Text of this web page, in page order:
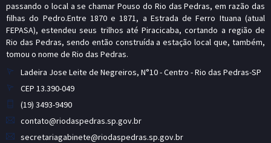
passando o local a se chamar Pouso do Rio das Pedras, em razão das
filhas do Pedro.Entre 1870 e 1871, a Estrada de Ferro Ituana (atual
FEPASA), estendeu seus trilhos até Piracicaba, cortando a região de
Rio das Pedras, sendo então construída a estação local que, também,
tomou o nome de Rio das Pedras.
Ladeira Jose Leite de Negreiros, N°10 - Centro - Rio das Pedras-SP
CEP 13.390-049
(19) 3493-9490
contato@riodaspedras.sp.gov.br
secretariagabinete@riodaspedras.sp.gov.br